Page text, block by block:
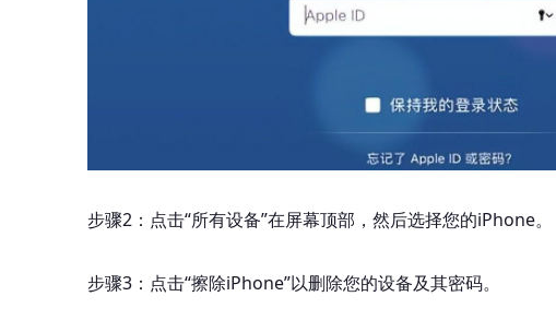
步骤2：点击“所有设备”在屏幕顶部，然后选择您的iPhone。
步骤3：点击“擦除iPhone”以删除您的设备及其密码。